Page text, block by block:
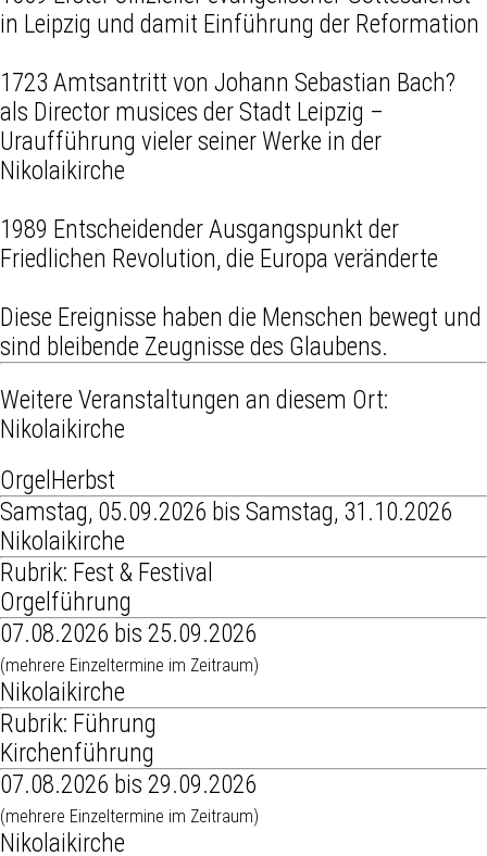
in Leipzig und damit Einführung der Reformation
1723 Amtsantritt von Johann Sebastian Bach?
als Director musices der Stadt Leipzig –
Uraufführung vieler seiner Werke in der
Nikolaikirche
1989 Entscheidender Ausgangspunkt der
Friedlichen Revolution, die Europa veränderte
Diese Ereignisse haben die Menschen bewegt und
sind bleibende Zeugnisse des Glaubens.
Weitere Veranstaltungen an diesem Ort:
Nikolaikirche
OrgelHerbst
Samstag, 05.09.2026 bis Samstag, 31.10.2026
Nikolaikirche
Rubrik: Fest & Festival
Orgelführung
07.08.2026 bis 25.09.2026
(mehrere Einzeltermine im Zeitraum)
Nikolaikirche
Rubrik: Führung
Kirchenführung
07.08.2026 bis 29.09.2026
(mehrere Einzeltermine im Zeitraum)
Nikolaikirche